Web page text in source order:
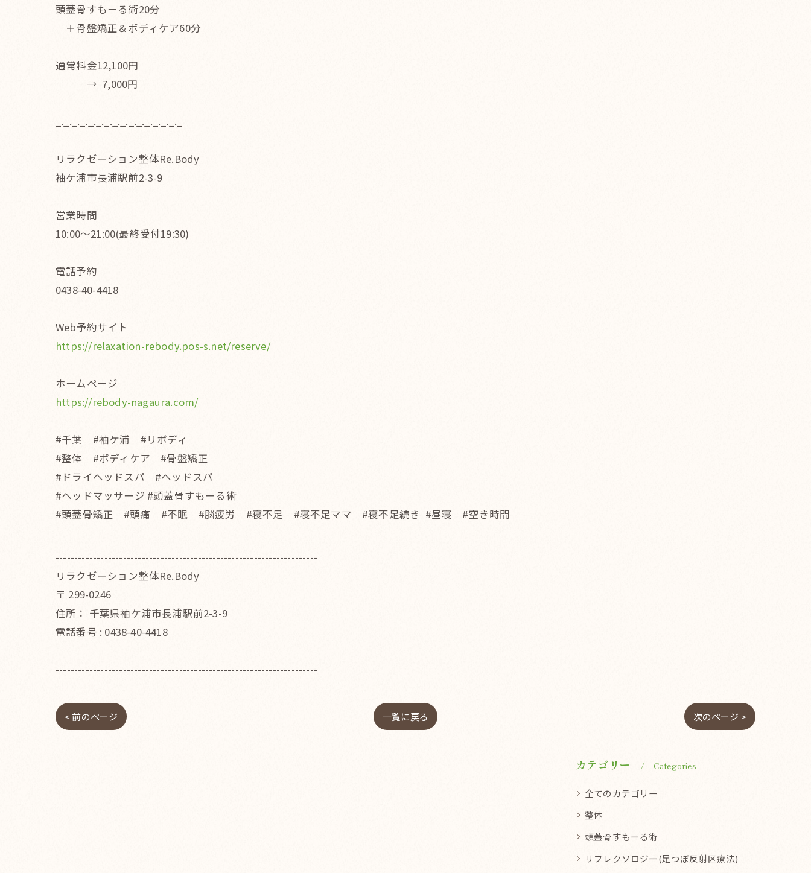
頭蓋骨すもーる術20分
＋骨盤矯正＆ボディケア60分
通常料金12,100円
→ 7,000円
_._._._._._._._._._._._._._._._
リラクゼーション整体Re.Body
袖ケ浦市長浦駅前2-3-9
営業時間
10:00〜21:00(最終受付19:30)
電話予約
0438-40-4418
Web予約サイト
https://relaxation-rebody.pos-s.net/reserve/
ホームページ
https://rebody-nagaura.com/
#千葉 #袖ケ浦 #リボディ
#整体 #ボディケア #骨盤矯正
#ドライヘッドスパ #ヘッドスパ
#ヘッドマッサージ #頭蓋骨すもーる術
#頭蓋骨矯正 #頭痛 #不眠 #脳疲労 #寝不足 #寝不足ママ #寝不足続き #昼寝 #空き時間
----------------------------------------------------------------------
リラクゼーション整体Re.Body
〒 299-0246
住所： 千葉県袖ケ浦市長浦駅前2-3-9
電話番号 : 0438-40-4418
----------------------------------------------------------------------
< 前のページ 一覧に戻る 次のページ >
カテゴリー Categories
全てのカテゴリー
整体
頭蓋骨すもーる術
リフレクソロジー(足つぼ反射区療法)